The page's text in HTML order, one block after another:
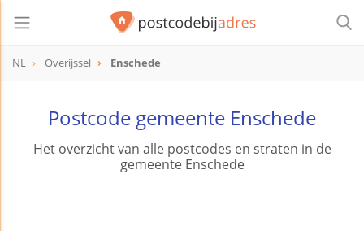
NL Overijssel Enschede
Postcode gemeente Enschede
Het overzicht van alle postcodes en straten in de
gemeente Enschede